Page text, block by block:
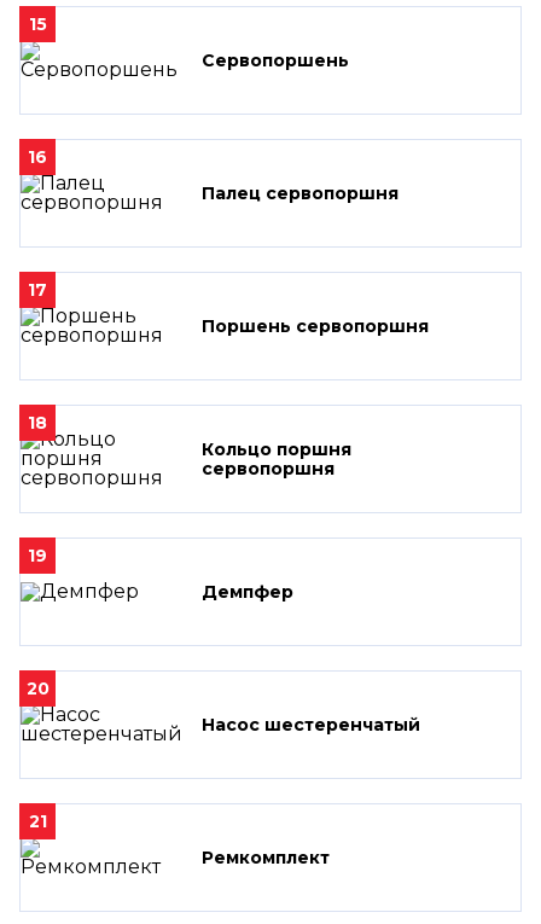
15
Сервопоршень
16
Палец сервопоршня
17
Поршень сервопоршня
18
Кольцо поршня
сервопоршня
19
Демпфер
20
Насос шестеренчатый
21
Ремкомплект